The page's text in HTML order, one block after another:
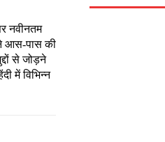
नवीनतम
आस-पास की
से जोड़ने
में विभिन्न